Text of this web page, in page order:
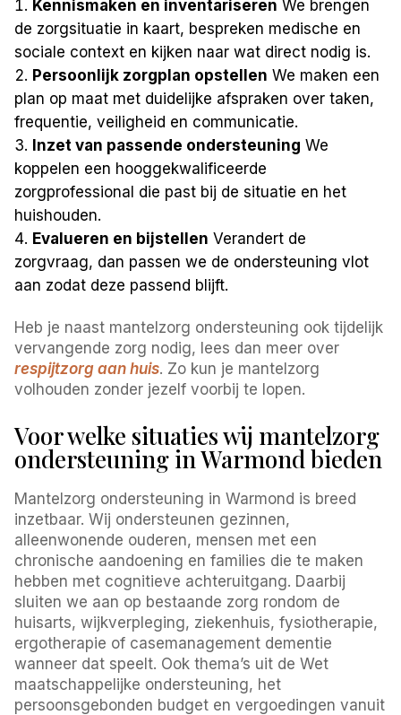
Kennismaken en inventariseren We brengen
de zorgsituatie in kaart, bespreken medische en
sociale context en kijken naar wat direct nodig is.
Persoonlijk zorgplan opstellen We maken een
plan op maat met duidelijke afspraken over taken,
frequentie, veiligheid en communicatie.
Inzet van passende ondersteuning We
koppelen een hooggekwalificeerde
zorgprofessional die past bij de situatie en het
huishouden.
Evalueren en bijstellen Verandert de
zorgvraag, dan passen we de ondersteuning vlot
aan zodat deze passend blijft.
Heb je naast mantelzorg ondersteuning ook tijdelijk
vervangende zorg nodig, lees dan meer over
respijtzorg aan huis. Zo kun je mantelzorg
volhouden zonder jezelf voorbij te lopen.
Voor welke situaties wij mantelzorg
ondersteuning in Warmond bieden
Mantelzorg ondersteuning in Warmond is breed
inzetbaar. Wij ondersteunen gezinnen,
alleenwonende ouderen, mensen met een
chronische aandoening en families die te maken
hebben met cognitieve achteruitgang. Daarbij
sluiten we aan op bestaande zorg rondom de
huisarts, wijkverpleging, ziekenhuis, fysiotherapie,
ergotherapie of casemanagement dementie
wanneer dat speelt. Ook thema’s uit de Wet
maatschappelijke ondersteuning, het
persoonsgebonden budget en vergoedingen vanuit